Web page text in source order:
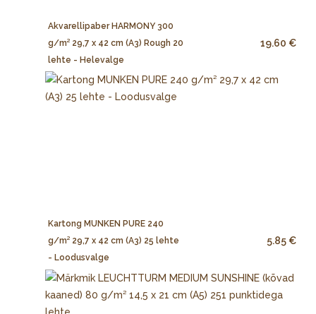
Akvarellipaber HARMONY 300
g/m² 29,7 x 42 cm (A3) Rough 20
lehte - Helevalge
19.60 €
Kartong MUNKEN PURE 240
g/m² 29,7 x 42 cm (A3) 25 lehte
- Loodusvalge
5.85 €